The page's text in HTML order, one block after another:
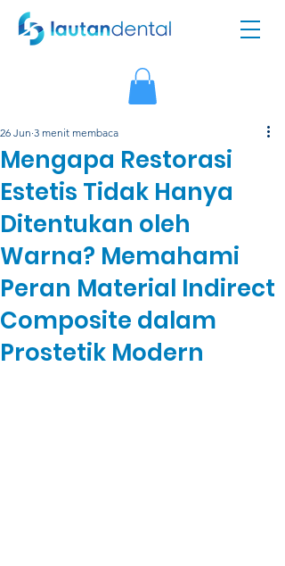
Mengapa Restorasi
Estetis Tidak Hanya
Ditentukan oleh
Warna? Memahami
Peran Material Indirect
Composite dalam
Prostetik Modern
26 Jun 3 menit membaca